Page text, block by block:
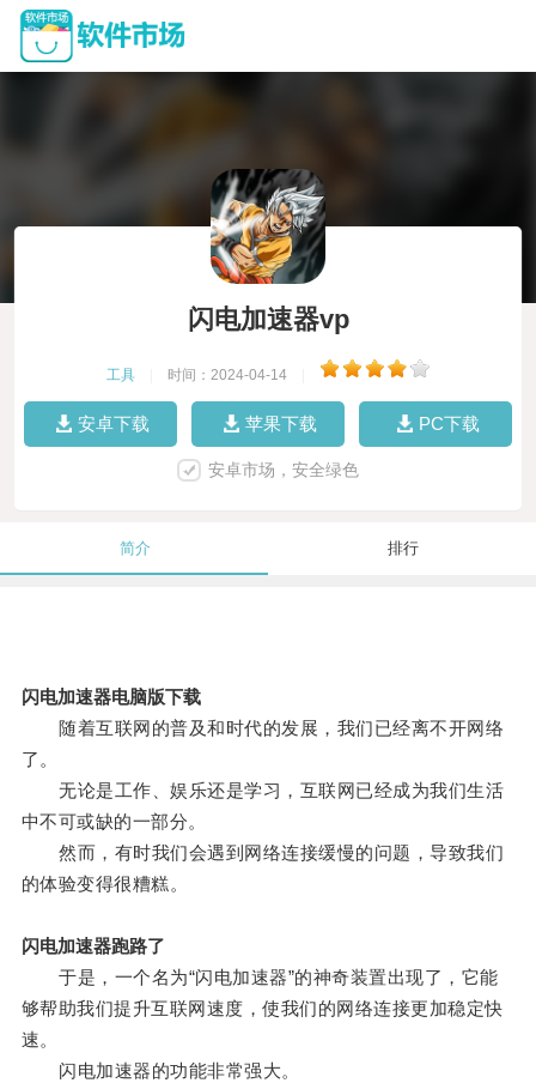
闪电加速器vp
工具 时间：2024-04-14
安卓下载 苹果下载 PC下载
安卓市场，安全绿色
简介 排行
闪电加速器电脑版下载
随着互联网的普及和时代的发展，我们已经离不开网络
了。
无论是工作、娱乐还是学习，互联网已经成为我们生活
中不可或缺的一部分。
然而，有时我们会遇到网络连接缓慢的问题，导致我们
的体验变得很糟糕。
闪电加速器跑路了
于是，一个名为“闪电加速器”的神奇装置出现了，它能
够帮助我们提升互联网速度，使我们的网络连接更加稳定快
速。
闪电加速器的功能非常强大。